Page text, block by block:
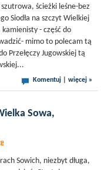
ścieżki leśne-bez
Siodła na szczyt Wielkiej
- część do
mimo to polecam tą
Przełęczy Jugowskiej tą
Komentuj więcej »
Sowa,
Sowich, niezbyt długa,